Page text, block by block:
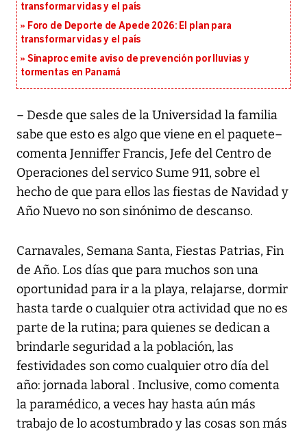
transformar vidas y el país
Foro de Deporte de Apede 2026: El plan para
transformar vidas y el país
Sinaproc emite aviso de prevención por lluvias y
tormentas en Panamá
– Desde que sales de la Universidad la familia
sabe que esto es algo que viene en el paquete–
comenta Jenniffer Francis, Jefe del Centro de
Operaciones del servico Sume 911, sobre el
hecho de que para ellos las fiestas de Navidad y
Año Nuevo no son sinónimo de descanso.
Carnavales, Semana Santa, Fiestas Patrias, Fin
de Año. Los días que para muchos son una
oportunidad para ir a la playa, relajarse, dormir
hasta tarde o cualquier otra actividad que no es
parte de la rutina; para quienes se dedican a
brindarle seguridad a la población, las
festividades son como cualquier otro día del
año: jornada laboral . Inclusive, como comenta
la paramédico, a veces hay hasta aún más
trabajo de lo acostumbrado y las cosas son más